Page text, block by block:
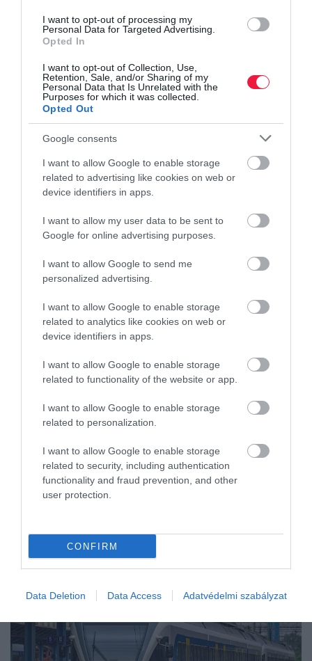
I want to opt-out of processing my
Personal Data for Targeted Advertising.
Opted In
I want to opt-out of Collection, Use,
Retention, Sale, and/or Sharing of my
Personal Data that Is Unrelated with the
Purposes for which it was collected.
Opted Out
Google consents
I want to allow Google to enable storage
related to advertising like cookies on web or
device identifiers in apps.
I want to allow my user data to be sent to
Google for online advertising purposes.
I want to allow Google to send me
personalized advertising.
I want to allow Google to enable storage
related to analytics like cookies on web or
device identifiers in apps.
I want to allow Google to enable storage
related to functionality of the website or app.
I want to allow Google to enable storage
related to personalization.
I want to allow Google to enable storage
related to security, including authentication
functionality and fraud prevention, and other
user protection.
CONFIRM
Data Deletion Data Access Adatvédelmi szabályzat
BEFEKTETÉS
Így reagáltak a lakossági befektetők az
állampapírok kamatcsökkenésére
A lakosság a jelek szerint élt a lehetőséggel, és a múlt heti
kamatcsökkentés előtt alaposan bevásárolt a még magasabb
hozamon elérhető állampapírokból. A legnépszerűbb Fix Magyar